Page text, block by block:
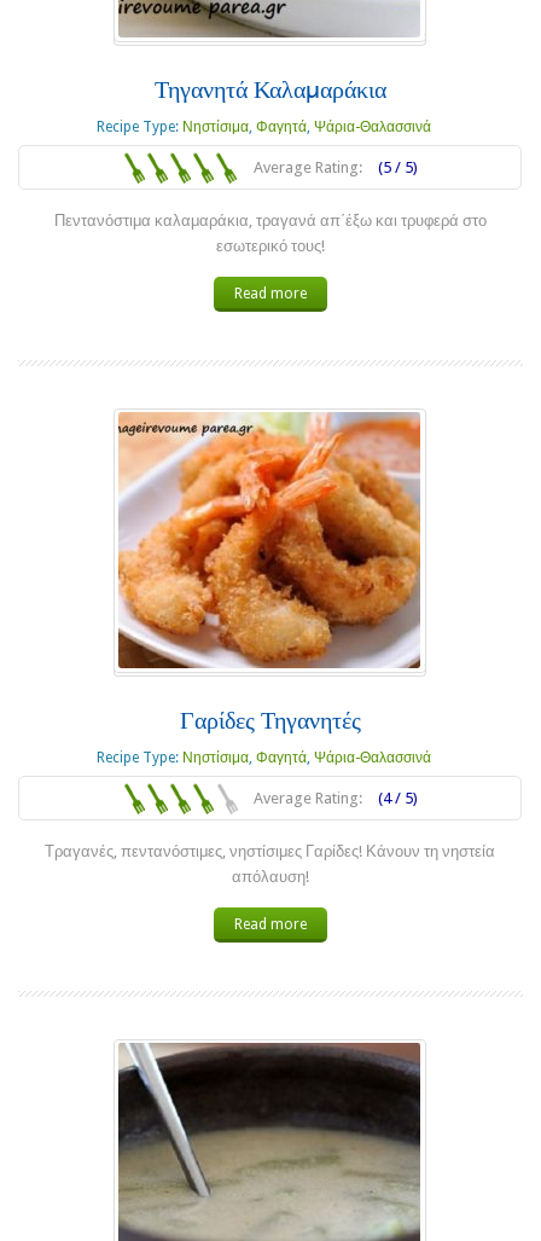
Τηγανητά Καλαμαράκια
Recipe Type: Νηστίσιμα ,Φαγητά ,Ψάρια-Θαλασσινά
Average Rating: (5 / 5)
Πεντανόστιμα καλαμαράκια, τραγανά απ΄έξω και τρυφερά στο
εσωτερικό τους!
Read more
Γαρίδες Τηγανητές
Recipe Type: Νηστίσιμα ,Φαγητά ,Ψάρια-Θαλασσινά
Average Rating: (4 / 5)
Τραγανές, πεντανόστιμες, νηστίσιμες Γαρίδες! Κάνουν τη νηστεία
απόλαυση!
Read more